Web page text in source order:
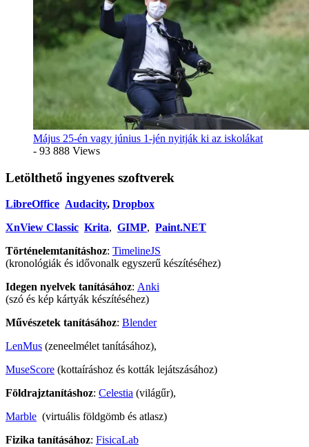
Május 25-én vagy június 1-jén nyitják ki az iskolákat
- 93 888 Views
Letölthető ingyenes szoftverek
LibreOffice Audacity, Dropbox
XnView Classic Krita, GIMP, Paint.NET
Történelemtanításhoz: TimelineJS
(kronológiák és idővonalk egyszerű készítéséhez)
Idegen nyelvek tanításához: Anki
(szó és kép kártyák készítéséhez)
Művészetek tanításához: Blender
LenMus (zeneelmélet tanításához),
MuseScore (kottaíráshoz és kották lejátszásához)
Földrajztanításhoz: Celestia (világűr),
Marble (virtuális földgömb és atlasz)
Fizika tanításához: FisicaLab